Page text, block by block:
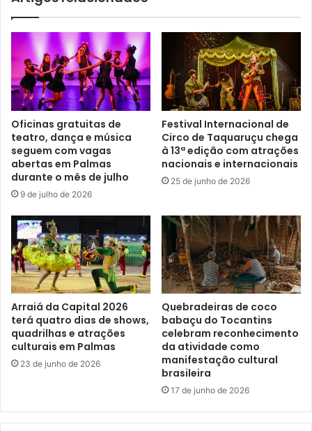
Oficinas gratuitas de
teatro, dança e música
seguem com vagas
abertas em Palmas
durante o mês de julho
9 de julho de 2026
Festival Internacional de
Circo de Taquaruçu chega
à 13ª edição com atrações
nacionais e internacionais
25 de junho de 2026
Arraiá da Capital 2026
terá quatro dias de shows,
quadrilhas e atrações
culturais em Palmas
23 de junho de 2026
Quebradeiras de coco
babaçu do Tocantins
celebram reconhecimento
da atividade como
manifestação cultural
brasileira
17 de junho de 2026